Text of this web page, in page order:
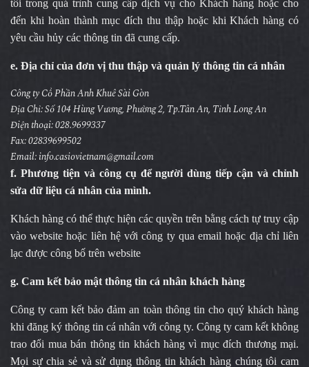
tôi trong quá trình cung cấp dịch vụ cho Khách hàng hoặc cho
đến khi hoàn thành mục đích thu thập hoặc khi Khách hàng có
yêu cầu hủy các thông tin đã cung cấp.
e. Địa chỉ của đơn vị thu thập và quản lý thông tin cá nhân
Công ty Cổ Phần Anh Khuê Sài Gòn
Địa Chỉ: Số 104 Hùng Vương, Phường 2, Tp.Tân An, Tỉnh Long An
Điện thoại: 028.9699337
Fax: 02839699502
Email: info.casiovietnam@gmail.com
f. Phương tiện và công cụ để người dùng tiếp cận và chỉnh
sửa dữ liệu cá nhân của mình.
Khách hàng có thể thực hiện các quyền trên bằng cách tự truy cập
vào website hoặc liên hệ với công ty qua email hoặc địa chỉ liên
lạc được công bố trên website
g. Cam kết bảo mật thông tin cá nhân khách hàng
Công ty cam kết bảo đảm an toàn thông tin cho quý khách hàng
khi đăng ký thông tin cá nhân với công ty. Công ty cam kết không
trao đổi mua bán thông tin khách hàng vì mục đích thương mại.
Mọi sự chia sẻ và sử dụng thông tin khách hàng chúng tôi cam